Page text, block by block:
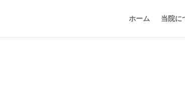
ホーム 当院に